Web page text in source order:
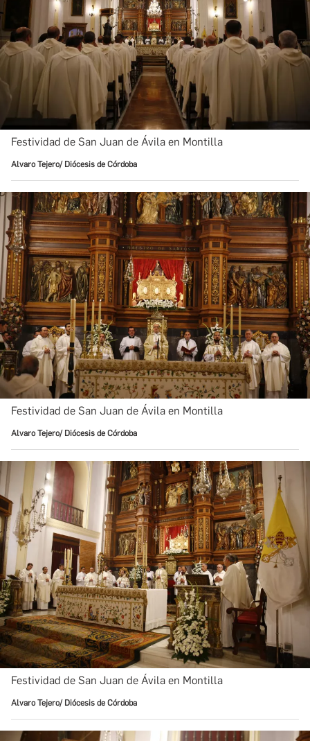
Festividad de San Juan de Ávila en Montilla
Alvaro Tejero/ Diócesis de Córdoba
Festividad de San Juan de Ávila en Montilla
Alvaro Tejero/ Diócesis de Córdoba
Festividad de San Juan de Ávila en Montilla
Alvaro Tejero/ Diócesis de Córdoba